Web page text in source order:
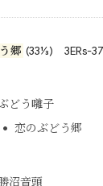
郷 (33⅓)3ERs-
どう囃子
• 恋のぶどう郷
沼音頭